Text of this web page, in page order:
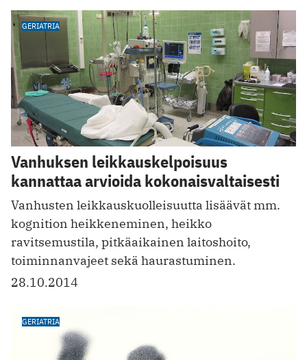
GERIATRIA
Vanhuksen leikkauskelpoisuus
kannattaa arvioida kokonaisvaltaisesti
Vanhusten leikkauskuolleisuutta lisäävät mm.
kognition heikkeneminen, heikko
ravitsemustila, pitkäaikainen laitoshoito,
toiminnanvajeet sekä haurastuminen.
28.10.2014
GERIATRIA